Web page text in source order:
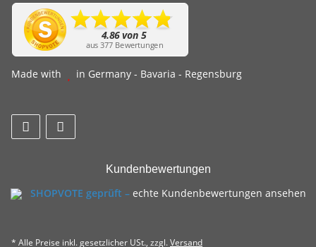
Made with in Germany - Bavaria - Regensburg
Kundenbewertungen
SHOPVOTE geprüft – echte Kundenbewertungen ansehen
* Alle Preise inkl. gesetzlicher USt., zzgl.Versand